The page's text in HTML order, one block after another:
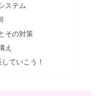
ステム
その対策
え
ていこう！